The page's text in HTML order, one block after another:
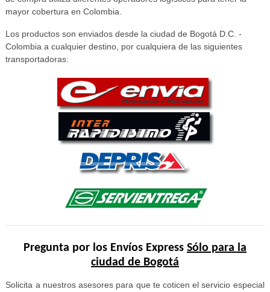
mayor cobertura en Colombia.
Los productos son enviados desde la ciudad de Bogotá D.C. -
Colombia a cualquier destino, por cualquiera de las siguientes
transportadoras:
Pregunta por los Envíos Express Sólo para la
ciudad de Bogotá
Solicita a nuestros asesores para que te coticen el servicio especial